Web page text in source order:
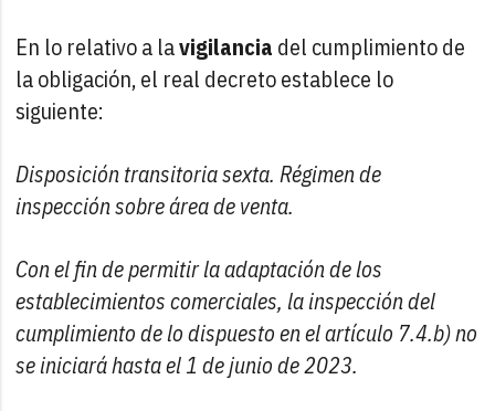
En lo relativo a lavigilancia del cumplimiento de
la obligación, el real decreto establece lo
siguiente:
Disposición transitoria sexta. Régimen de
inspección sobre área de venta.
Con el fin de permitir la adaptación de los
establecimientos comerciales, la inspección del
cumplimiento de lo dispuesto en el artículo 7.4.b) no
se iniciará hasta el 1 de junio de 2023.